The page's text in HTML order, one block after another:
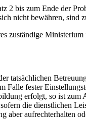
2 bis zum Ende der
nicht bewähren, sind
zuständige
tatsächlichen
Falle fester
erfolgt, so ist
die dienstlichen
aber aufrechterhalten